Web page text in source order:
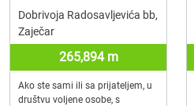
Dobrivoja Radosavljevića bb,
Zaječar
265,894 m
Ako ste sami ili sa prijateljem, u
društvu voljene osobe, s